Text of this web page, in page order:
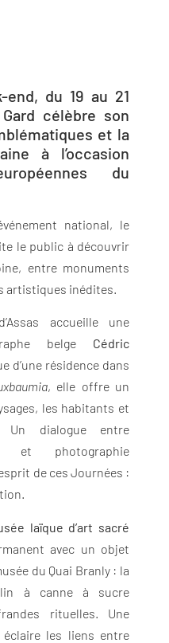
end, du 19 au 21
célèbre son
et la
à l’occasion
du
national, le
le public à découvrir
entre monuments
artistiques inédites.
accueille une
belge Cédric
d’une résidence dans
, elle offre un
les habitants et
dialogue entre
et photographie
de ces Journées :
laïque d’art sacré
avec un objet
du Quai Branly : la
à canne à sucre
rituelles. Une
les liens entre